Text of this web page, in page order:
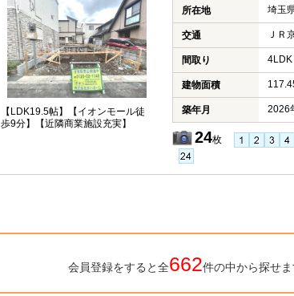
【LDK19.5帖】【イオンモール徒
歩9分】【近隣商業施設充実】
所在地 埼玉
交通 ＪＲ
間取り 4LDK
建物面積
築年月 2026
24枚
会員登録をすると全662件の中から探せま